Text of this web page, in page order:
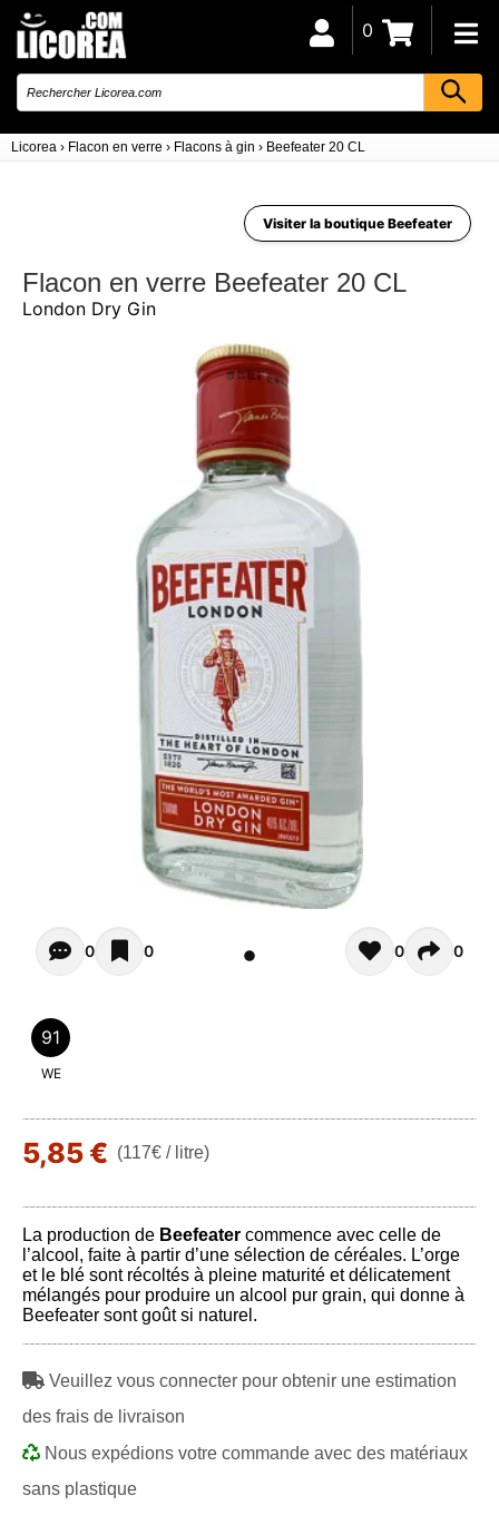
Licorea › Flacon en verre › Flacons à gin › Beefeater 20 CL
0
Visiter la boutique Beefeater
Flacon en verre Beefeater 20 CL
London Dry Gin
Opiniones - Pour le moment il n'y a aucun
0 0 0 0
91
WE
5,85 € (117€ / litre)
La production de Beefeater commence avec celle de
l’alcool, faite à partir d’une sélection de céréales. L’orge
et le blé sont récoltés à pleine maturité et délicatement
mélangés pour produire un alcool pur grain, qui donne à
Beefeater sont goût si naturel.
Veuillez vous connecter pour obtenir une estimation
des frais de livraison
Nous expédions votre commande avec des matériaux
sans plastique